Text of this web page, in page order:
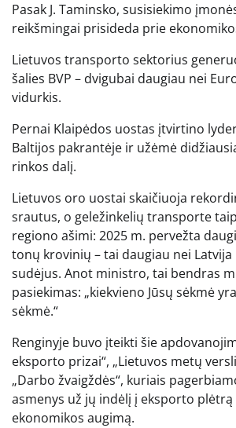
Pasak J. Taminsko, susisiekimo
reikšmingai prisideda prie
Lietuvos transporto sektorius
šalies BVP – dvigubai daugiau nei
vidurkis.
Pernai Klaipėdos uostas įtvirtino
Baltijos pakrantėje ir užėmė
rinkos dalį.
Lietuvos oro uostai skaičiuoja
srautus, o geležinkelių transporte
regiono ašimi: 2025 m. pervežta
tonų krovinių – tai daugiau nei
sudėjus. Anot ministro, tai bendras
pasiekimas: „kiekvieno Jūsų sėkmė
sėkmė.“
Renginyje buvo įteikti šie
eksporto prizai“, „Lietuvos metų
„Darbo žvaigždės“, kuriais
asmenys už jų indėlį į eksporto plėtrą
ekonomikos augimą.